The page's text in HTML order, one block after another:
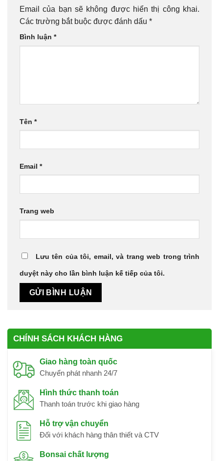
Email của bạn sẽ không được hiển thị công khai.
Các trường bắt buộc được đánh dấu *
Bình luận *
Tên *
Email *
Trang web
Lưu tên của tôi, email, và trang web trong trình
duyệt này cho lần bình luận kế tiếp của tôi.
CHÍNH SÁCH KHÁCH HÀNG
Giao hàng toàn quốc
Chuyển phát nhanh 24/7
Hình thức thanh toán
Thanh toán trước khi giao hàng
Hỗ trợ vận chuyển
Đối với khách hàng thân thiết và CTV
Bonsai chất lượng